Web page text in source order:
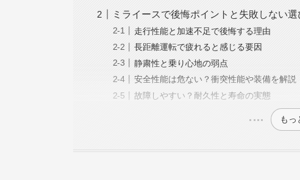
ミライースで後悔ポイントと失敗しない選
走行性能と加速不足で後悔する理由
長距離運転で疲れると感じる要因
静粛性と乗り心地の弱点
安全性能は危ない？衝突性能や装備を解説
故障しやすい？耐久性と寿命の実態
もっ